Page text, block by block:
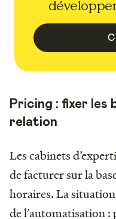
Pricing : fixer les
relation
Les cabinets
de facturer sur la
horaires. La
de l’automatisation